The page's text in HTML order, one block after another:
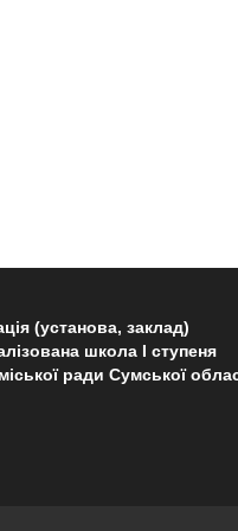
(установа, заклад)
школа І ступеня
ради Сумської